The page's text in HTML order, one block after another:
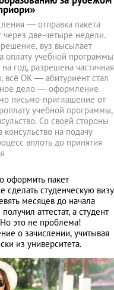
— отправка пакета
через две-четыре недели.
вуз высылает
оплату учебной
год, разрешена частичная
всё ОК — абитуриент стал
дело — оформление
письмо-приглашение от
учебной программы,
Со своей стороны
на подачу
вплоть до принятия
оформить пакет
сделать студенческую
месяцев до начала
аттестат, а студент
Но это не проблема!
о зачислении, учитывая
из университета.